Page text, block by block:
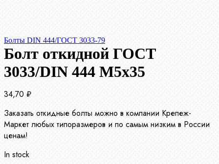
Болты DIN 444/ГОСТ 3033-79
Болт откидной ГОСТ
3033/DIN 444 М5х35
34,70 ₽
Заказать откидные болты можно в компании Крепеж-
Маркет любых типоразмеров и по самым низким в России
ценам!
In stock